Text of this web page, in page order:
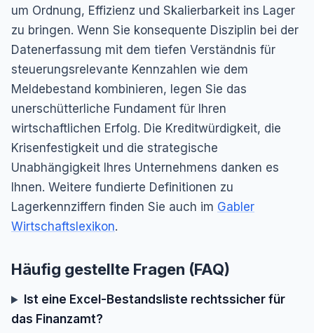
um Ordnung, Effizienz und Skalierbarkeit ins Lager
zu bringen. Wenn Sie konsequente Disziplin bei der
Datenerfassung mit dem tiefen Verständnis für
steuerungsrelevante Kennzahlen wie dem
Meldebestand kombinieren, legen Sie das
unerschütterliche Fundament für Ihren
wirtschaftlichen Erfolg. Die Kreditwürdigkeit, die
Krisenfestigkeit und die strategische
Unabhängigkeit Ihres Unternehmens danken es
Ihnen. Weitere fundierte Definitionen zu
Lagerkennziffern finden Sie auch im Gabler
Wirtschaftslexikon.
Häufig gestellte Fragen (FAQ)
Ist eine Excel-Bestandsliste rechtssicher für
das Finanzamt?